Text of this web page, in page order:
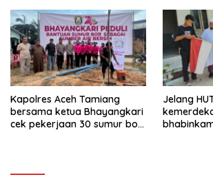
Kapolres Aceh Tamiang
bersama ketua Bhayangkari
cek pekerjaan 30 sumur bor
Jelang